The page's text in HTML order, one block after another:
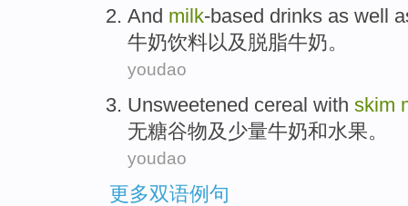
And milk-based drinks as well
牛奶饮料以及 脱脂牛奶。
youdao
Unsweetened cereal with skim
无糖谷物及少量牛奶和水果。
youdao
更多双语例句